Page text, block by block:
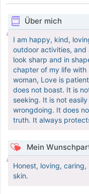
Über mich
I am happy, kind,
outdoor activities,
look sharp and in
chapter of my life with
woman, Love is
does not boast. It is
seeking. It is not
wrongdoing. It does
truth. It always
Mein
Honest, loving,
skin.